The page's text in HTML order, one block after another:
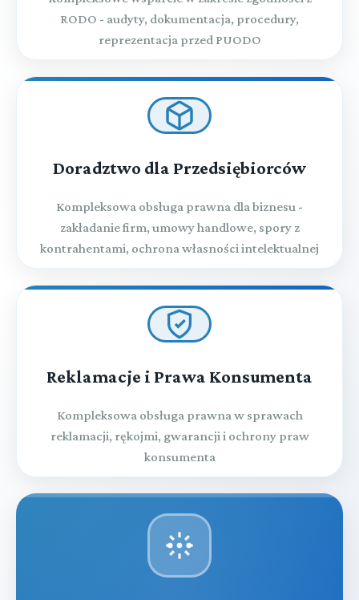
RODO - audyty, dokumentacja, procedury,
reprezentacja przed PUODO
Doradztwo dla Przedsiębiorców
Kompleksowa obsługa prawna dla biznesu -
zakładanie firm, umowy handlowe, spory z
kontrahentami, ochrona własności intelektualnej
Reklamacje i Prawa Konsumenta
Kompleksowa obsługa prawna w sprawach
reklamacji, rękojmi, gwarancji i ochrony praw
konsumenta